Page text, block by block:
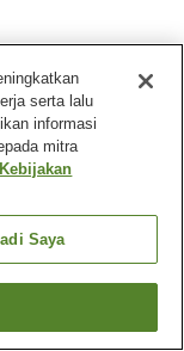
serta lalu
informasi
mitra
Kebijakan
Saya